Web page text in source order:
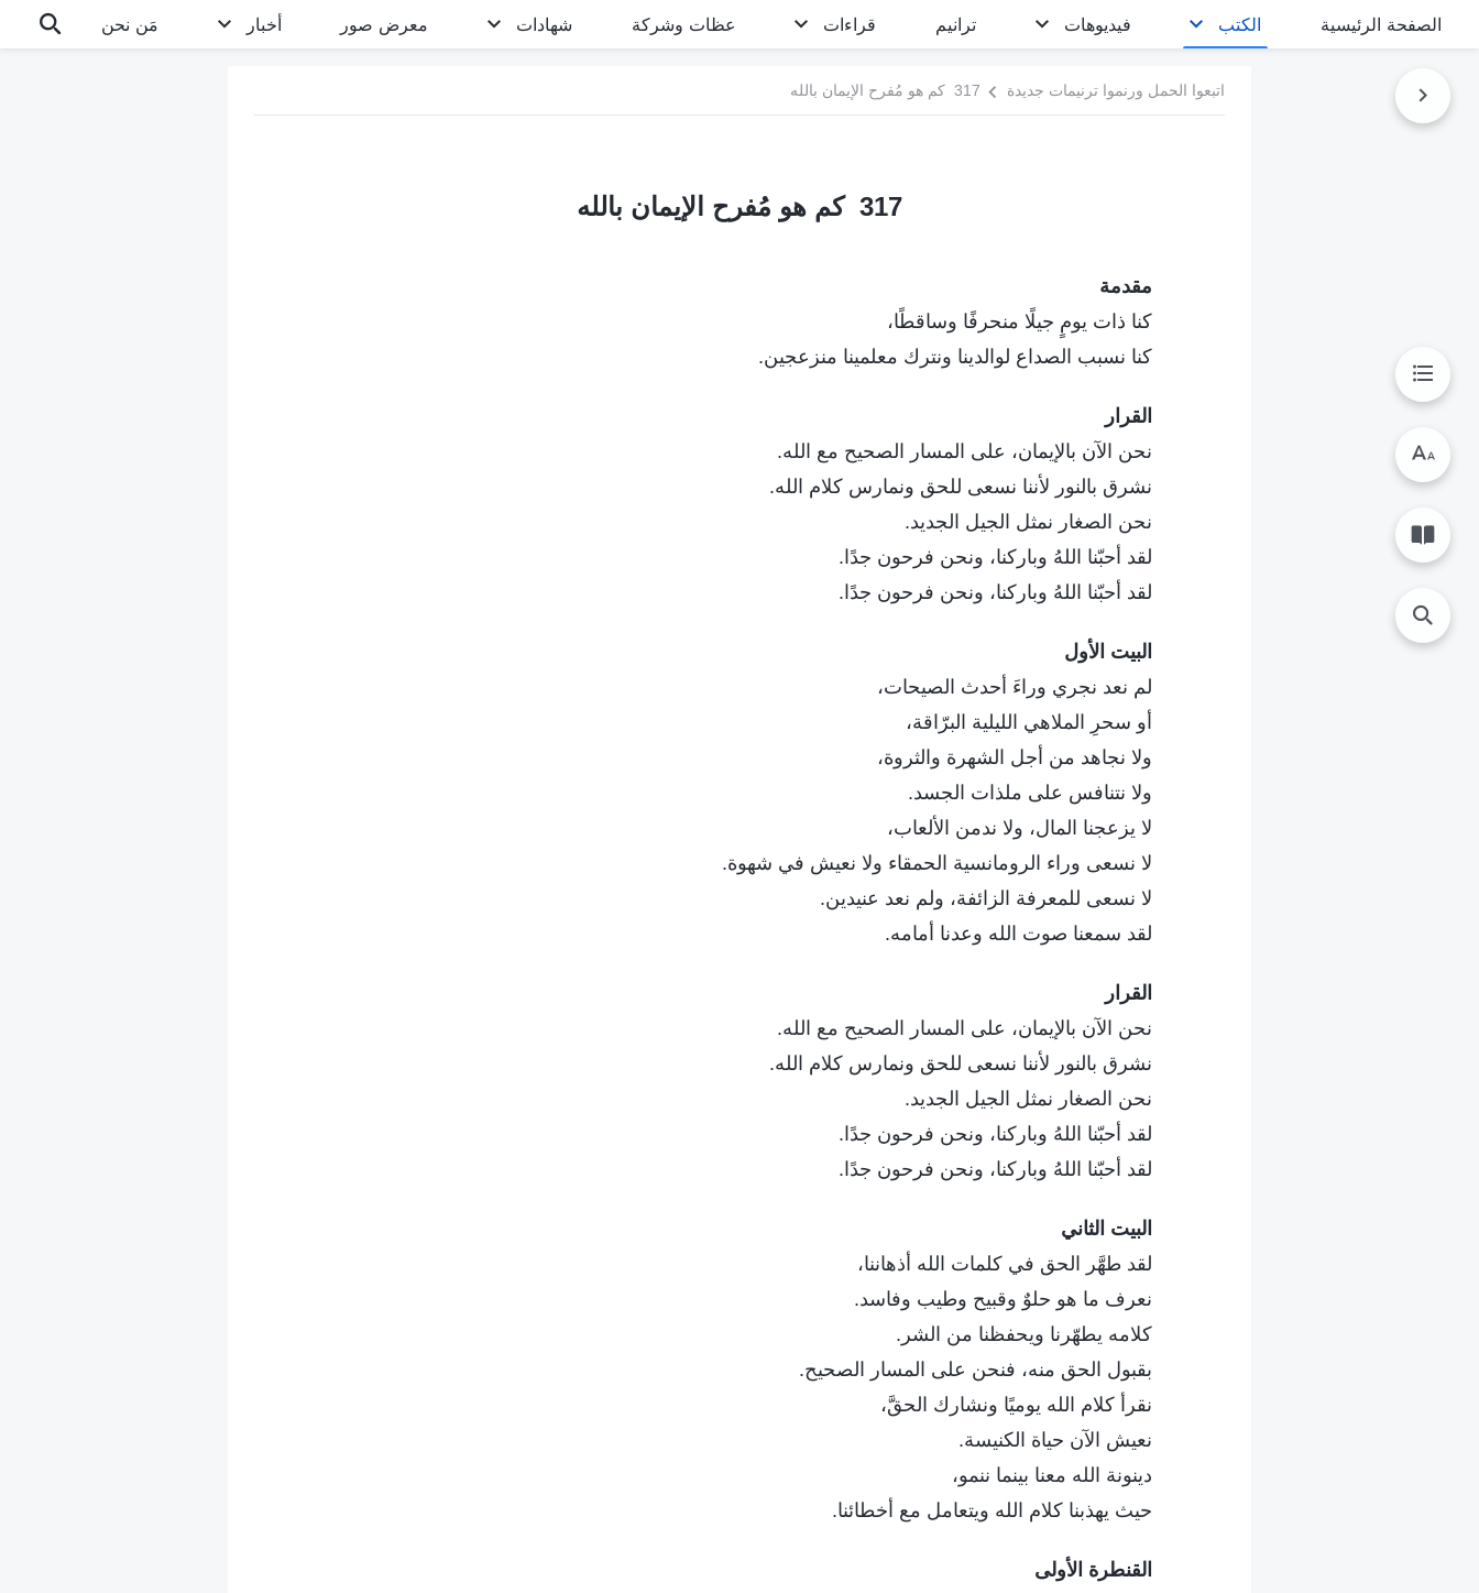
الصفحة الرئيسية الكتب فيديوهات ترانيم قراءات عظات وشركة شهادات معرض صور أخبار مَن نحن
اتبعوا الحمل ورنموا ترنيمات جديدة 317 كم هو مُفرح الإيمان بالله
317 كم هو مُفرح الإيمان بالله
مقدمة
كنا ذات يومٍ جيلًا منحرفًا وساقطًا،
كنا نسبب الصداع لوالدينا ونترك معلمينا منزعجين.
القرار
نحن الآن بالإيمان، على المسار الصحيح مع الله.
نشرق بالنور لأننا نسعى للحق ونمارس كلام الله.
نحن الصغار نمثل الجيل الجديد.
لقد أحبّنا اللهُ وباركنا، ونحن فرحون جدًا.
لقد أحبّنا اللهُ وباركنا، ونحن فرحون جدًا.
البيت الأول
لم نعد نجري وراءَ أحدث الصيحات،
أو سحرِ الملاهي الليلية البرّاقة،
ولا نجاهد من أجل الشهرة والثروة،
ولا نتنافس على ملذات الجسد.
لا يزعجنا المال، ولا ندمن الألعاب،
لا نسعى وراء الرومانسية الحمقاء ولا نعيش في شهوة.
لا نسعى للمعرفة الزائفة، ولم نعد عنيدين.
لقد سمعنا صوت الله وعدنا أمامه.
القرار
نحن الآن بالإيمان، على المسار الصحيح مع الله.
نشرق بالنور لأننا نسعى للحق ونمارس كلام الله.
نحن الصغار نمثل الجيل الجديد.
لقد أحبّنا اللهُ وباركنا، ونحن فرحون جدًا.
لقد أحبّنا اللهُ وباركنا، ونحن فرحون جدًا.
البيت الثاني
لقد طهَّر الحق في كلمات الله أذهاننا،
نعرف ما هو حلوٌ وقبيح وطيب وفاسد.
كلامه يطهّرنا ويحفظنا من الشر.
بقبول الحق منه، فنحن على المسار الصحيح.
نقرأ كلام الله يوميًا ونشارك الحقَّ،
نعيش الآن حياة الكنيسة.
دينونة الله معنا بينما ننمو،
حيث يهذبنا كلام الله ويتعامل مع أخطائنا.
القنطرة الأولى